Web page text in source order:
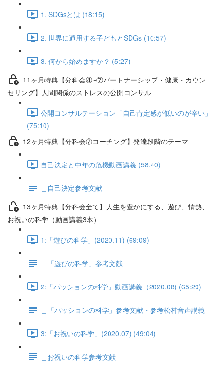
1. SDGsとは (18:15)
2. 世界に通用する子どもとSDGs (10:57)
3. 何から始めますか？ (5:27)
11ヶ月特典【分科会④~⑦パートナーシップ・健康・カウン
セリング】人間関係のストレスの公開コンサル
公開コンサルテーション「自己肯定感が低いのが辛い」
(75:10)
12ヶ月特典【分科会⑦コーチング】発達段階のテーマ
自己決定と中年の危機動画講義 (58:40)
＿自己決定参考文献
13ヶ月特典【分科会全て】人生を豊かにする、遊び、情熱、
お祝いの科学（動画講義3本）
1:「遊びの科学」(2020.11) (69:09)
＿「遊びの科学」参考文献
2:「パッションの科学」動画講義（2020.08) (65:29)
＿「パッションの科学」参考文献・参考松村音声講義
3:「お祝いの科学」(2020.07) (49:04)
＿お祝いの科学参考文献